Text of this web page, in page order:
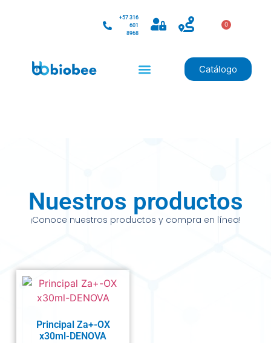
+57 316
601
8968
0
Catálogo
Nuestros productos
¡Conoce nuestros productos y compra en línea!
Principal Za+-OX
x30ml-DENOVA